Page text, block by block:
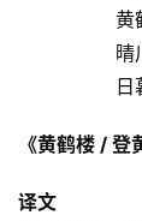
黄
晴
《黄鹤楼 /
译文